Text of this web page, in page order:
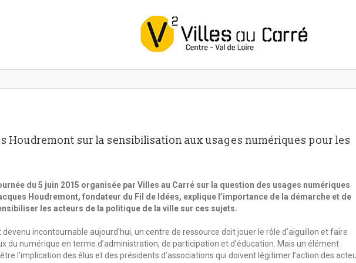
Houdremont sur la sensibilisation aux usages numériques pour les
du 5 juin 2015 organisée par Villes au Carré sur la question des usages numériques
Houdremont, fondateur du Fil de Idées, explique l’importance de la démarche et de
les acteurs de la politique de la ville sur ces sujets.
devenu incontournable aujourd’hui, un centre de ressource doit jouer le rôle d’aiguillon et faire
du numérique en terme d’administration, de participation et d’éducation. Mais un élément
l’implication des élus et des présidents d’associations qui doivent légitimer l’action des